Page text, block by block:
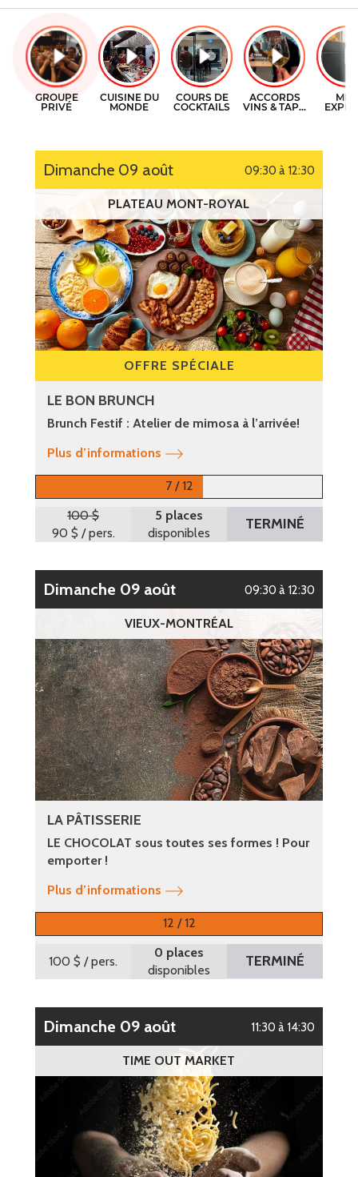
CONTACT
ENGLISH
COURS DE COCKTAILS
DÉGUSTATIONS DE VIN
dimanche 09 août 09:30 à 12:30
PLATEAU MONT-ROYAL
OFFRE SPÉCIALE
LE BON BRUNCH
Brunch Festif : Atelier de mimosa à l’arrivée!
Plus d’informations
7 / 12
100 $
90 $ / pers.
5 places
disponibles
TERMINÉ
dimanche 09 août 09:30 à 12:30
VIEUX-MONTRÉAL
LA PÂTISSERIE
LE CHOCOLAT sous toutes ses formes ! Pour
emporter !
Plus d’informations
12 / 12
100 $ / pers.
0 places
disponibles
TERMINÉ
dimanche 09 août 11:30 à 14:30
TIME OUT MARKET